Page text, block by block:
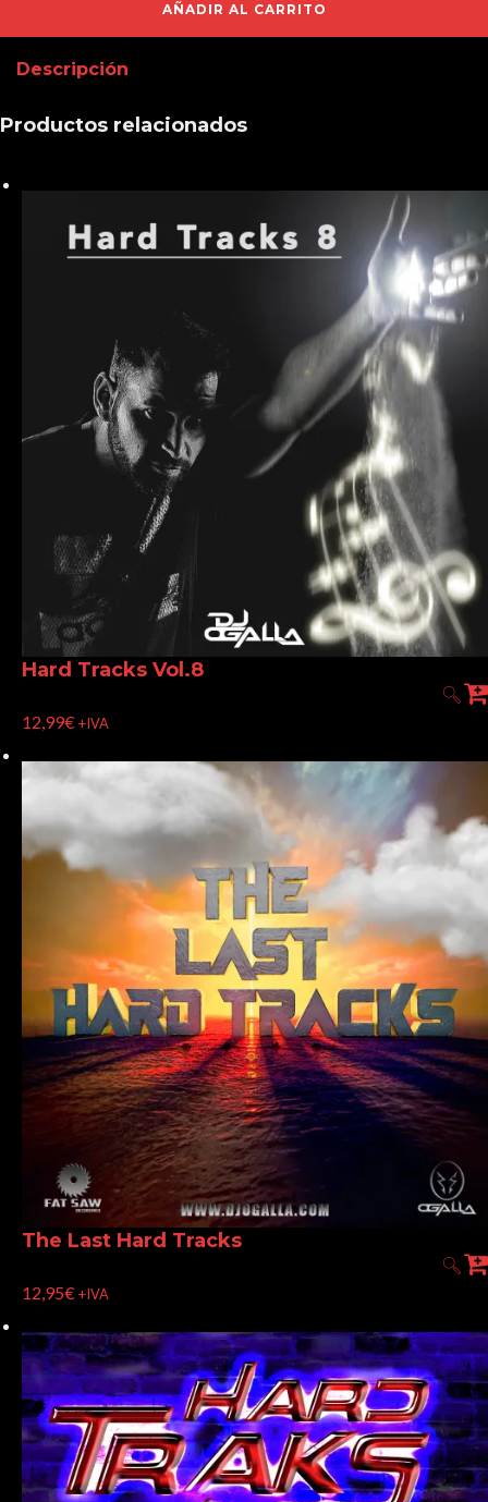
cantidad
AÑADIR AL CARRITO
Descripción
Productos relacionados
Hard Tracks Vol.8
12,99€ +IVA
The Last Hard Tracks
12,95€ +IVA